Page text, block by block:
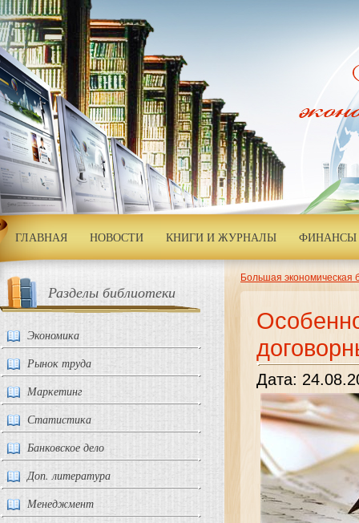
ГЛАВНАЯ НОВОСТИ КНИГИ И ЖУРНАЛЫ ФИНАНСЫ
Разделы библиотеки
Экономика
Рынок труда
Маркетинг
Статистика
Банковское дело
Доп. литература
Менеджмент
Большая экономическая
Дата: